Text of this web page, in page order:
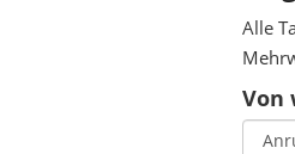
Alle
Von